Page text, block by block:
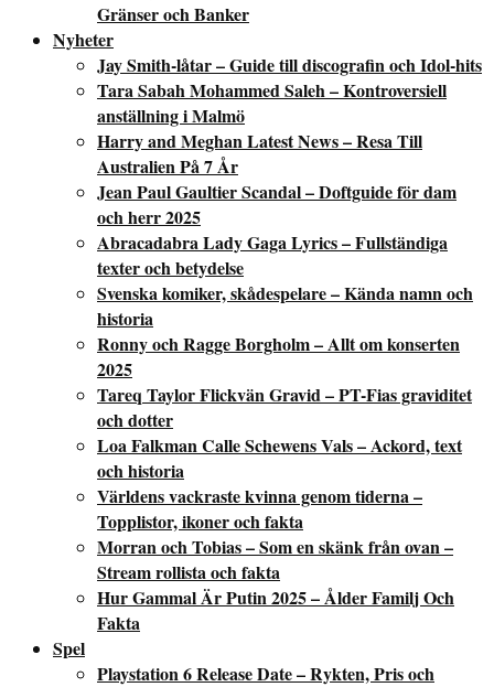
Gränser och Banker
Nyheter
Jay Smith-låtar – Guide till discografin och Idol-hits
Tara Sabah Mohammed Saleh – Kontroversiell
anställning i Malmö
Harry and Meghan Latest News – Resa Till
Australien På 7 År
Jean Paul Gaultier Scandal – Doftguide för dam
och herr 2025
Abracadabra Lady Gaga Lyrics – Fullständiga
texter och betydelse
Svenska komiker, skådespelare – Kända namn och
historia
Ronny och Ragge Borgholm – Allt om konserten
2025
Tareq Taylor Flickvän Gravid – PT-Fias graviditet
och dotter
Loa Falkman Calle Schewens Vals – Ackord, text
och historia
Världens vackraste kvinna genom tiderna –
Topplistor, ikoner och fakta
Morran och Tobias – Som en skänk från ovan –
Stream rollista och fakta
Hur Gammal Är Putin 2025 – Ålder Familj Och
Fakta
Spel
Playstation 6 Release Date – Rykten, Pris och